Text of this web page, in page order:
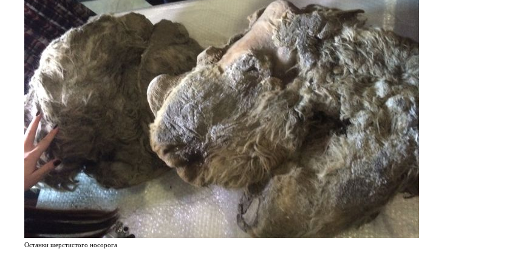
Останки шерстистого носорога